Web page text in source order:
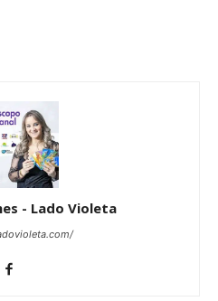
- Lado Violeta